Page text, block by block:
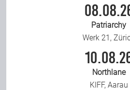
Patriarchy
Werk 21,
Northlane
KIFF, Aarau